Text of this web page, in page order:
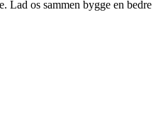
Lad os sammen bygge en bedre